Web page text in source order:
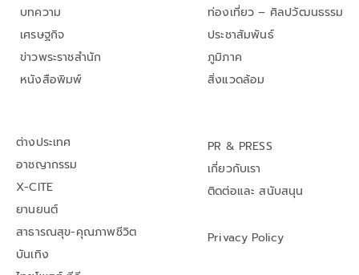
บทความ
เศรษฐกิจ
ข่าวพระราชสำนัก
หนังสือพิมพ์
ท่องเที่ยว – ศิลปวัฒนธรรม
ประชาสัมพันธ์
ภูมิภาค
สิ่งแวดล้อม
ต่างประเทศ
อาชญากรรม
X-CITE
ยานยนต์
สาธารณสุข-คุณภาพชีวิต
บันเทิง
PR & PRESS
เกี่ยวกับเรา
ติดต่อและ สนับสนุน
Privacy Policy